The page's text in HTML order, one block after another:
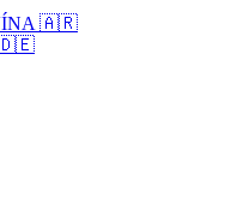
🇦🇷
🇩🇪